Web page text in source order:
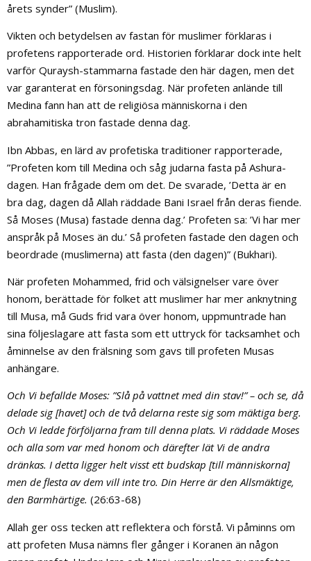
årets synder” (Muslim).
Vikten och betydelsen av fastan för muslimer förklaras i
profetens rapporterade ord. Historien förklarar dock inte helt
varför Quraysh-stammarna fastade den här dagen, men det
var garanterat en försoningsdag. När profeten anlände till
Medina fann han att de religiösa människorna i den
abrahamitiska tron ​​fastade denna dag.
Ibn Abbas, en lärd av profetiska traditioner rapporterade,
”Profeten kom till Medina och såg judarna fasta på Ashura-
dagen. Han frågade dem om det. De svarade, ’Detta är en
bra dag, dagen då Allah räddade Bani Israel från deras fiende.
Så Moses (Musa) fastade denna dag.’ Profeten sa: ’Vi har mer
anspråk på Moses än du.’ Så profeten fastade den dagen och
beordrade (muslimerna) att fasta (den dagen)” (Bukhari).
När profeten Mohammed, frid och välsignelser vare över
honom, berättade för folket att muslimer har mer anknytning
till Musa, må Guds frid vara över honom, uppmuntrade han
sina följeslagare att fasta som ett uttryck för tacksamhet och
åminnelse av den frälsning som gavs till profeten Musas
anhängare.
Och Vi befallde Moses: ”Slå på vattnet med din stav!” – och se, då
delade sig [havet] och de två delarna reste sig som mäktiga berg.
Och Vi ledde förföljarna fram till denna plats. Vi räddade Moses
och alla som var med honom och därefter lät Vi de andra
dränkas. I detta ligger helt visst ett budskap [till människorna]
men de flesta av dem vill inte tro. Din Herre är den Allsmäktige,
den Barmhärtige. (26:63-68)
Allah ger oss tecken att reflektera och förstå. Vi påminns om
att profeten Musa nämns fler gånger i Koranen än någon